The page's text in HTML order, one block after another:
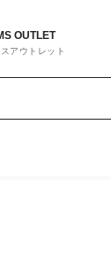
OUTLET
アウトレット